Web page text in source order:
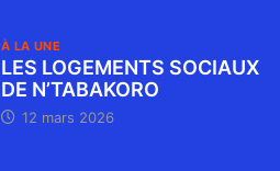
À LA UNE
LES LOGEMENTS SOCIAUX
DE N’TABAKORO
12 mars 2026